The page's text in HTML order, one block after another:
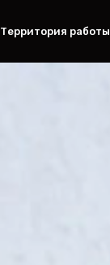
Территория работы